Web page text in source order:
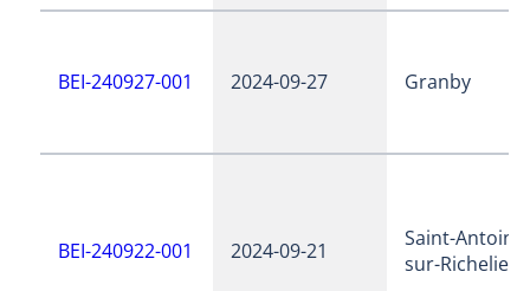
BEI-240927-001 2024-09-27 Granby
BEI-240922-001 2024-09-21
Saint-
sur-Richelieu